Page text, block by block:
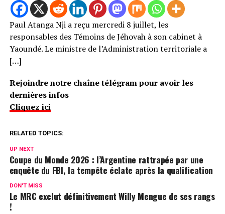
Paul Atanga Nji a reçu mercredi 8 juillet, les
responsables des Témoins de Jéhovah à son cabinet à
Yaoundé. Le ministre de l’Administration territoriale a
[…]
Rejoindre notre chaîne télégram pour avoir les
dernières infos
Cliquez ici
RELATED TOPICS:
UP NEXT
Coupe du Monde 2026 : l’Argentine rattrapée par une
enquête du FBI, la tempête éclate après la qualification
DON'T MISS
Le MRC exclut définitivement Willy Mengue de ses rangs
!